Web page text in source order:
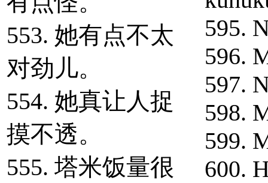
553. 她有点不太
对劲儿。
554. 她真让人捉
摸不透。
555. 塔米饭量很
595.
596.
597.
598.
599.
600.